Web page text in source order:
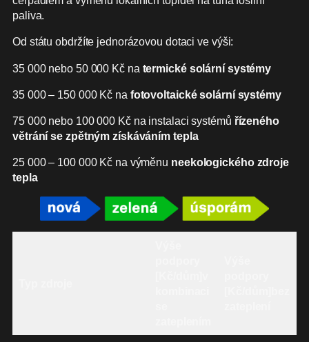
paliva.
Od státu obdržíte jednorázovou dotaci ve výši:
35 000 nebo 50 000 Kč na termické solární systémy
35 000 – 150 000 Kč na fotovoltaické solární systémy
75 000 nebo 100 000 Kč na instalaci systémů řízeného
větrání se zpětným získáváním tepla
25 000 – 100 000 Kč na výměnu neekologického zdroje
tepla